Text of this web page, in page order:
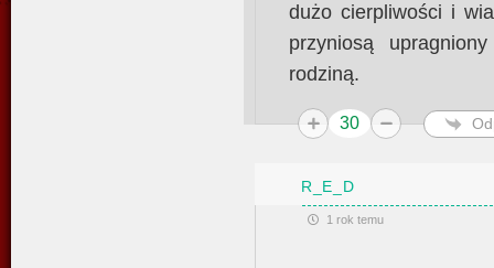
dużo cierpliwości i
przyniosą
rodziną.
30
R_E_D
1 rok temu